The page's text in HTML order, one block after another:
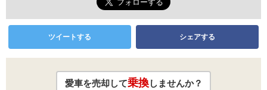
ツイートする シェアする
愛車を売却して乗換しませんか？